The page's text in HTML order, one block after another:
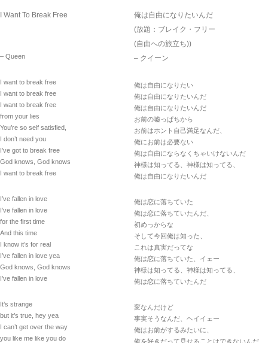
I Want To Break Free
– Queen
I want to break free
I want to break free
I want to break free
from your lies
You’re so self satisfied,
I don’t need you
I’ve got to break free
God knows, God knows
I want to break free
I’ve fallen in love
I’ve fallen in love
for the first time
And this time
I know it’s for real
I’ve fallen in love yea
God knows, God knows
I’ve fallen in love
It’s strange
but it’s true, hey yea
I can’t get over the way
you like me like you do
俺は自由になりたいんだ
(放題：ブレイク・フリー
(自由への旅立ち))
– クイーン
俺は自由になりたい
俺は自由になりたいんだ
俺は自由になりたいんだ
お前の嘘っぱちから
お前はホント自己満足なんだ、
俺にお前は必要ない
俺は自由にならなくちゃいけないんだ
神様は知ってる、神様は知ってる、
俺は自由になりたいんだ
俺は恋に落ちていた
俺は恋に落ちていたんだ、
初めっからな
そして今回俺は知った、
これは真実だってな
俺は恋に落ちていた、イェー
神様は知ってる、神様は知ってる、
俺は恋に落ちていたんだ
変なんだけど
事実そうなんだ、ヘイイェー
俺はお前がするみたいに、
俺を好きだって見せることはできないんだ